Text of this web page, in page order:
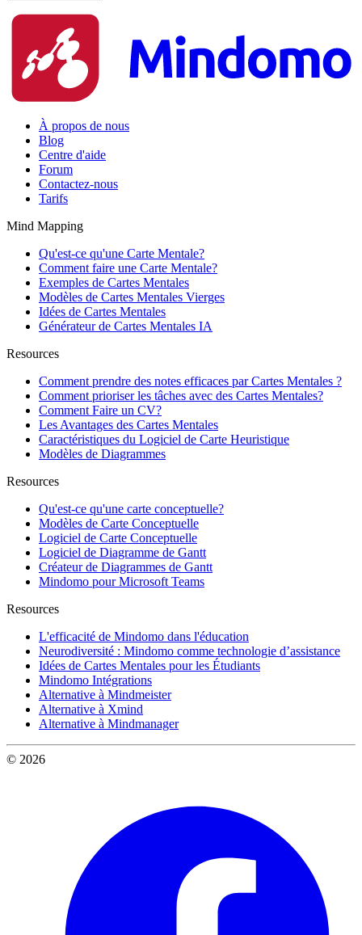
À propos de nous
Blog
Centre d'aide
Forum
Contactez-nous
Tarifs
Mind Mapping
Qu'est-ce qu'une Carte Mentale?
Comment faire une Carte Mentale?
Exemples de Cartes Mentales
Modèles de Cartes Mentales Vierges
Idées de Cartes Mentales
Générateur de Cartes Mentales IA
Resources
Comment prendre des notes efficaces par Cartes Mentales ?
Comment prioriser les tâches avec des Cartes Mentales?
Comment Faire un CV?
Les Avantages des Cartes Mentales
Caractéristiques du Logiciel de Carte Heuristique
Modèles de Diagrammes
Resources
Qu'est-ce qu'une carte conceptuelle?
Modèles de Carte Conceptuelle
Logiciel de Carte Conceptuelle
Logiciel de Diagramme de Gantt
Créateur de Diagrammes de Gantt
Mindomo pour Microsoft Teams
Resources
L'efficacité de Mindomo dans l'éducation
Neurodiversité : Mindomo comme technologie d’assistance
Idées de Cartes Mentales pour les Étudiants
Mindomo Intégrations
Alternative à Mindmeister
Alternative à Xmind
Alternative à Mindmanager
© 2026